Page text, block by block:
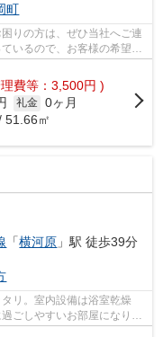
町
りの方は、ぜひ当社へご連
いるので、お客様の希望条
費等：3,500円 )
礼金 0ヶ月
51.66㎡
「横河原 」駅 徒歩39分
リ。室内設備は浴室乾燥
ごしやすいお部屋になりま